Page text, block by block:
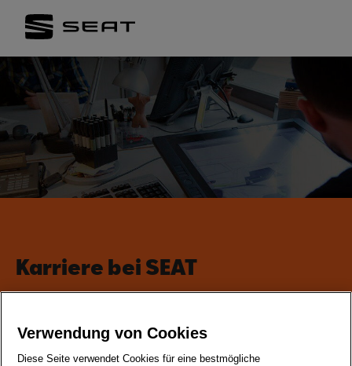
Karriere bei SEAT
Verwendung von Cookies
Diese Seite verwendet Cookies für eine bestmögliche